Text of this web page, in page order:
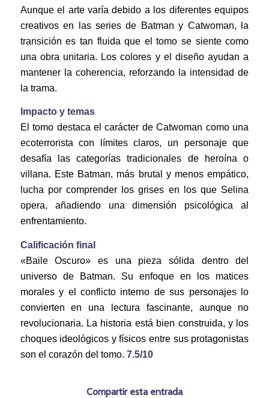
Aunque el arte varía debido a los diferentes equipos
creativos en las series de Batman y Catwoman, la
transición es tan fluida que el tomo se siente como
una obra unitaria. Los colores y el diseño ayudan a
mantener la coherencia, reforzando la intensidad de
la trama.
Impacto y temas
El tomo destaca el carácter de Catwoman como una
ecoterrorista con límites claros, un personaje que
desafía las categorías tradicionales de heroína o
villana. Este Batman, más brutal y menos empático,
lucha por comprender los grises en los que Selina
opera, añadiendo una dimensión psicológica al
enfrentamiento.
Calificación final
«Baile Oscuro» es una pieza sólida dentro del
universo de Batman. Su enfoque en los matices
morales y el conflicto interno de sus personajes lo
convierten en una lectura fascinante, aunque no
revolucionaria. La historia está bien construida, y los
choques ideológicos y físicos entre sus protagonistas
son el corazón del tomo. 7.5/10
Compartir esta entrada